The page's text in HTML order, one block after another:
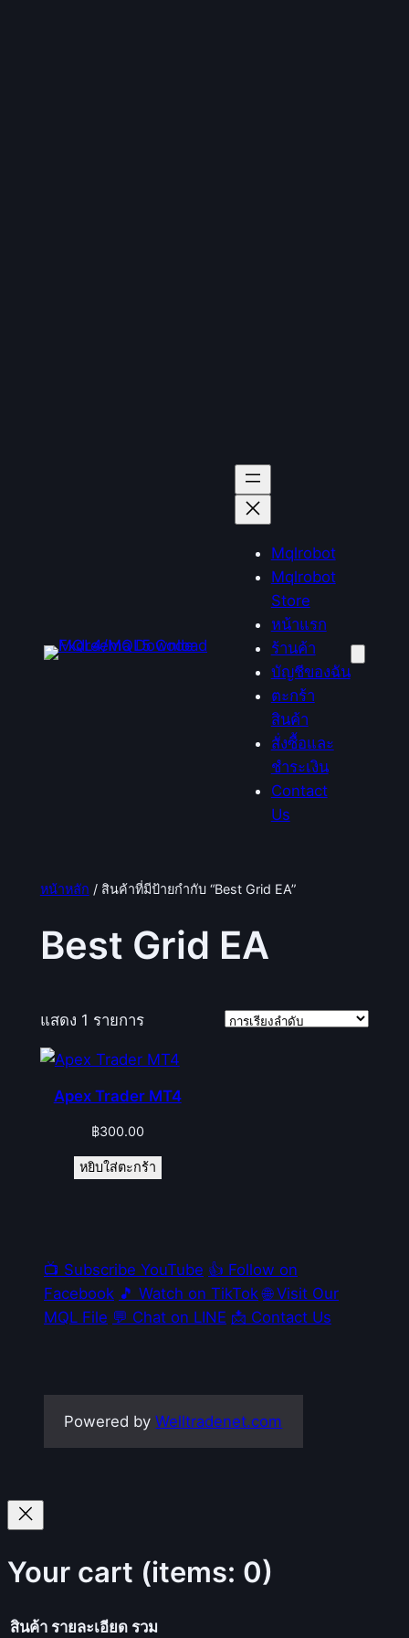
Mqlrobot
Mqlrobot
Store
หน้าแรก
ร้านค้า
บัญชีของฉัน
ตะกร้า
สินค้า
สั่งซื้อและ
ชำระเงิน
Contact
Us
หน้าหลัก / สินค้าที่มีป้ายกำกับ “Best Grid EA”
Best Grid EA
แสดง 1 รายการ
Apex Trader MT4
฿300.00
หยิบใส่ตะกร้า
📺 Subscribe YouTube 👍 Follow on
Facebook 🎵 Watch on TikTok 🌐 Visit Our
MQL File 💬 Chat on LINE 📩 Contact Us
Powered byWelltradenet.com
Your cart (items: 0)
สินค้า รายละเอียด รวม